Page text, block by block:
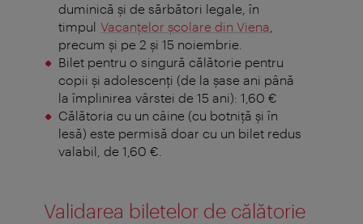
duminică și de sărbători legale, în
timpul Vacanțelor școlare din Viena
precum și pe 2 și 15 noiembrie.
Bilet pentru o singură călătorie pentru
copii și adolescenți (de la șase ani până
la împlinirea vârstei de 15 ani): 1,60 €
Călătoria cu un câine (cu botniță și în
lesă) este permisă doar cu un bilet redus
valabil, de 1,60 €.
Validarea biletelor de călătorie